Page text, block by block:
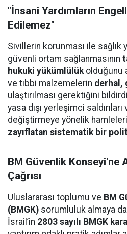
"İnsani Yardımların
Edilemez"
Sivillerin korunması ile sağlık
güvenli ortam sağlanmasının
hukuki yükümlülükolduğunu
ve tıbbi malzemelerin derhal,
ulaştırılması gerektiğini
yasa dışı yerleşimci
değiştirmeye yönelik
zayıflatan sistematik bir
BM Güvenlik Konseyi'ne
Çağrısı
Uluslararası toplumu ve BM
(BMGK) sorumluluk almaya
İsrail’in 2803 sayılı BMGK